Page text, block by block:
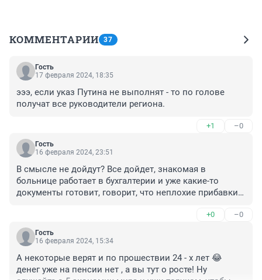
КОММЕНТАРИИ 37
Гость
17 февраля 2024, 18:35
эээ, если указ Путина не выполнят - то по голове
получат все руководители региона.
+1 –0
Гость
16 февраля 2024, 23:51
В смысле не дойдут? Все дойдет, знакомая в
больнице работает в бухгалтерии и уже какие-то
документы готовит, говорит, что неплохие прибавки
+0 –0
Гость
16 февраля 2024, 15:34
А некоторые верят и по прошествии 24 - х лет 😂
денег уже на пенсии нет , а вы тут о росте! Ну